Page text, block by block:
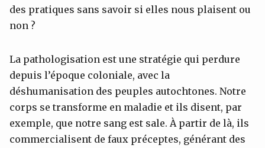
des pratiques sans savoir si elles nous plaisent ou
non ?
La pathologisation est une stratégie qui perdure
depuis l’époque coloniale, avec la
déshumanisation des peuples autochtones. Notre
corps se transforme en maladie et ils disent, par
exemple, que notre sang est sale. À partir de là, ils
commercialisent de faux préceptes, générant des